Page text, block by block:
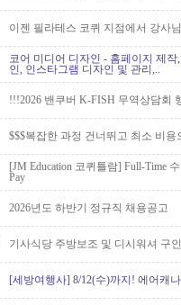
이젠 필라테스 코퀴 지점에서 강사
코어 미디어 디자인 - 홈페이지 제
인, 인스타그램 디자인 및 관리,..
!!!2026 밴쿠버 K-FISH 무역상담회
$$$복잡한 과정 건너뛰고 최소 비
[JM Education 코퀴틀람] Full-Time
Pay
2026년도 하반기 정규직 채용공고
기사식당 주방보조 및 디시워셔 구
[세방여행사] 8/12(수)까지! 에어캐